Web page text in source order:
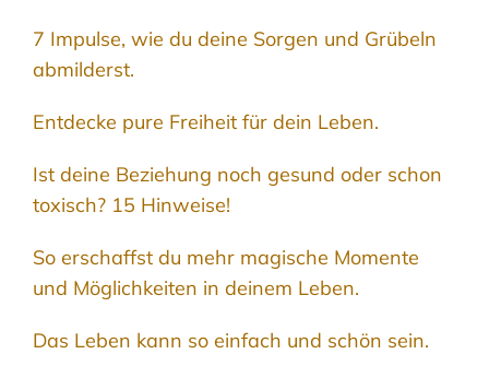
7 Impulse, wie du deine Sorgen und Grübeln
abmilderst.
Entdecke pure Freiheit für dein Leben.
Ist deine Beziehung noch gesund oder schon
toxisch? 15 Hinweise!
So erschaffst du mehr magische Momente
und Möglichkeiten in deinem Leben.
Das Leben kann so einfach und schön sein.